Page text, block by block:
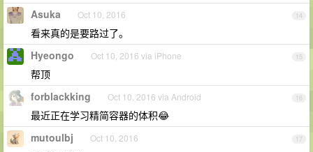
14
Asuka Oct 10, 2016
看来真的是要路过了。
15
Hyeongo Oct 10, 2016 via iPhone
帮顶
16
forblackking Oct 10, 2016 via Android
最近正在学习精简容器的体积😂
17
mutoulbj Oct 10, 2016